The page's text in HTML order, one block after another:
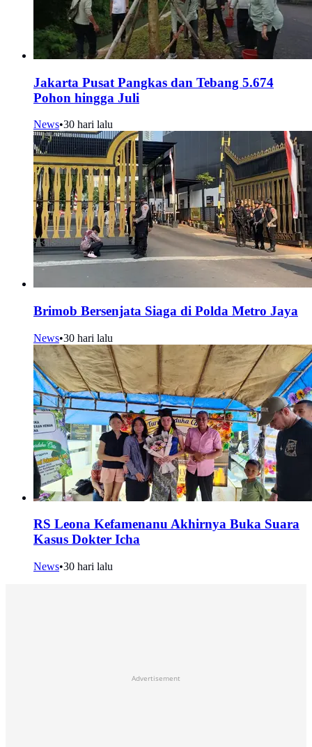
Jakarta Pusat Pangkas dan Tebang 5.674
Pohon hingga Juli
News•30 hari lalu
Brimob Bersenjata Siaga di Polda Metro Jaya
News•30 hari lalu
RS Leona Kefamenanu Akhirnya Buka Suara
Kasus Dokter Icha
News•30 hari lalu
Advertisement